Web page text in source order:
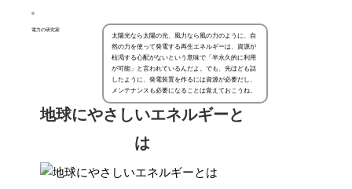
電力の研究家
太陽光なら太陽の光、風力なら風の力のように、自
然の力を使って発電する再生エネルギーは、資源が
枯渇する心配がないという意味で「半永久的に利用
が可能」と言われているんだよ。でも、先ほども話
したように、発電装置を作るには資源が必要だし、
メンテナンスも必要になることは覚えておこうね。
地球にやさしいエネルギーと
は